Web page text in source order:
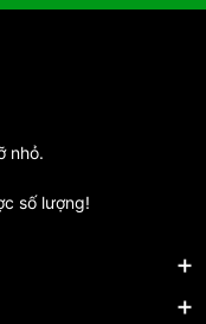
nhỏ.
số lượng!